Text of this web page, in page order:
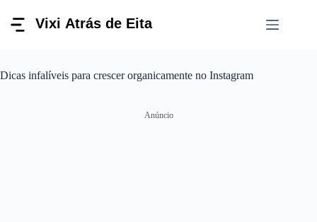
para
Dicas infalíveis para crescer organicamente no Instagram
Anúncio